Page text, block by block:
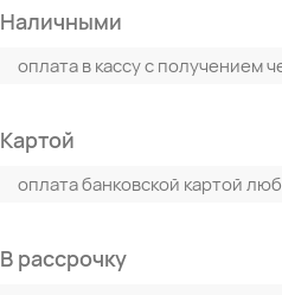
Наличными
оплата в кассу с получением
Картой
оплата банковской картой
В рассрочку